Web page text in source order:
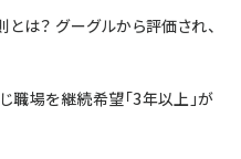
は？ グーグルから評価され、
職場を継続希望「3年以上」が